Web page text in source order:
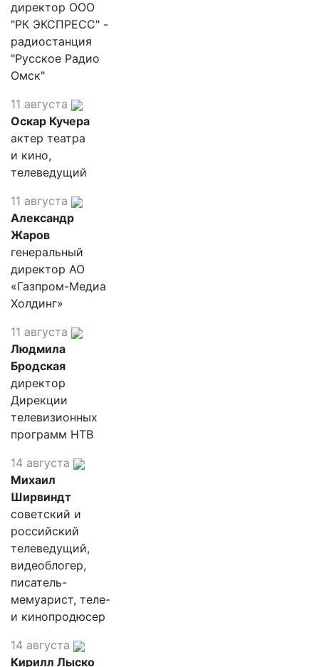
директор ООО
"РК ЭКСПРЕСС" -
радиостанция
"Русское Радио
Омск"
11 августа
Оскар Кучера
актер театра
и кино,
телеведущий
11 августа
Александр
Жаров
генеральный
директор АО
«Газпром-Медиа
Холдинг»
11 августа
Людмила
Бродская
директор
Дирекции
телевизионных
программ НТВ
14 августа
Михаил
Ширвиндт
советский и
российский
телеведущий,
видеоблогер,
писатель-
мемуарист, теле-
и кинопродюсер
14 августа
Кирилл Лыско